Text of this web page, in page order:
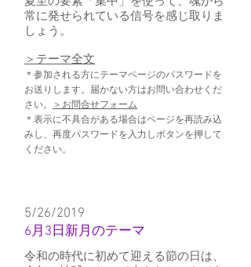
常に発せられている信号を感じ取りま
しょう。
​＞テーマ全文
＊参加される方にテーマページのパスワードを
お送りします。届かない方はお問い合わせくだ
さい。
＞お問合せフォーム
＊表示に不具合がある場合はページを再読み込
みし、再度パスワードを入力しボタンを押して
ください。
5/26/2019
6月3日新月のテーマ
令和の時代に初めて迎える節の日は、